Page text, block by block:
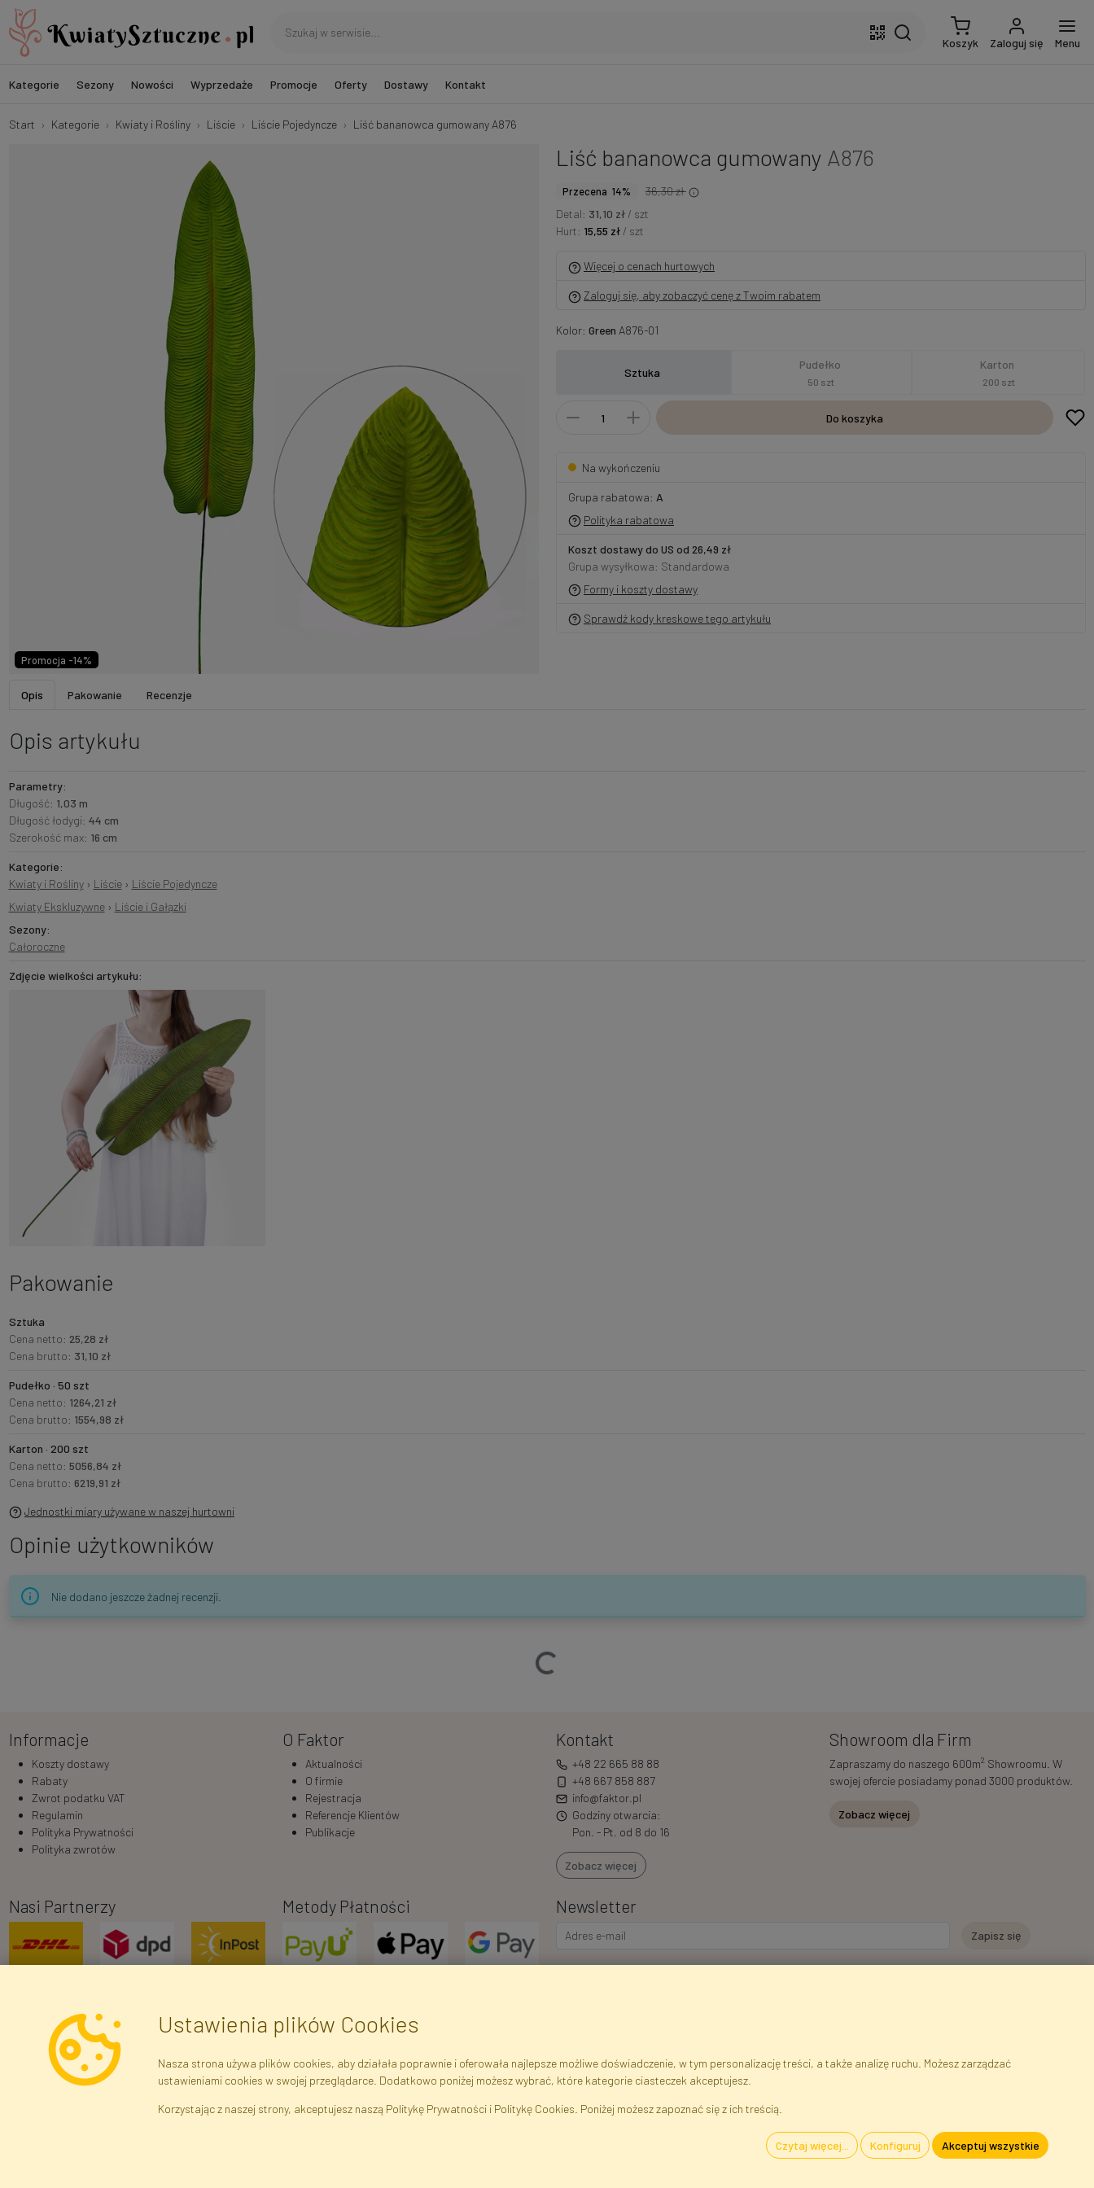
Koszyk Zaloguj się Menu
Kategorie Sezony Nowości Wyprzedaże Promocje Oferty Dostawy Kontakt
Start Kategorie Kwiaty i Rośliny Liście Liście Pojedyncze Liść bananowca gumowany A876
Promocja -14%
Liść bananowca gumowany A876
Przecena 14%
36,30 zł
Detal: 31,10 zł/ szt
Hurt: 15,55 zł/ szt
Więcej o cenach hurtowych
Zaloguj się, aby zobaczyć cenę z Twoim rabatem
Kolor: Green A876-01
Sztuka
Pudełko
50 szt
Karton
200 szt
Do koszyka
Na wykończeniu
Grupa rabatowa: A
Polityka rabatowa
Koszt dostawy do US od 26,49 zł
Grupa wysyłkowa: Standardowa
Formy i koszty dostawy
Sprawdź kody kreskowe tego artykułu
Opis Pakowanie Recenzje
Opis artykułu
Parametry:
Długość: 1,03 m
Długość łodygi: 44 cm
Szerokość max: 16 cm
Kategorie:
Kwiaty i Rośliny› Liście› Liście Pojedyncze
Kwiaty Ekskluzywne› Liście i Gałązki
Sezony:
Całoroczne
Zdjęcie wielkości artykułu:
Pakowanie
Sztuka
Cena netto: 25,28 zł
Cena brutto: 31,10 zł
Pudełko · 50 szt
Cena netto: 1264,21 zł
Cena brutto: 1554,98 zł
Karton · 200 szt
Cena netto: 5056,84 zł
Cena brutto: 6219,91 zł
Jednostki miary używane w naszej hurtowni
Opinie użytkowników
Nie dodano jeszcze żadnej recenzji.
Ładowanie…
Informacje
Koszty dostawy
Rabaty
Zwrot podatku VAT
Regulamin
Polityka Prywatności
Polityka zwrotów
O Faktor
Aktualności
O firmie
Rejestracja
Referencje Klientów
Publikacje
Kontakt
+48 22 665 88 88
+48 667 858 887
info@faktor.pl
Godziny otwarcia:
Pon. - Pt. od 8 do 16
Zobacz więcej
Showroom dla Firm
Zapraszamy do naszego 600m2 Showroomu. W
swojej ofercie posiadamy ponad 3000 produktów.
Zobacz więcej
Nasi Partnerzy Metody Płatności Newsletter
Dane rejestrowe Regulamin Polityka Prywatności Pomoc Mapa serwisu
Kwiaty i Rośliny Sztuczne · Hurtownia i Sklep Internetowy · Bezpośredni Importer · Warszawa, Błonie
Ustawienia plików Cookies
Nasza strona używa plików cookies, aby działała poprawnie i oferowała najlepsze możliwe doświadczenie, w tym personalizację treści, a także analizę ruchu. Możesz zarządzać
ustawieniami cookies w swojej przeglądarce. Dodatkowo poniżej możesz wybrać, które kategorie ciasteczek akceptujesz.
Korzystając z naszej strony, akceptujesz naszą Politykę Prywatności i Politykę Cookies. Poniżej możesz zapoznać się z ich treścią.
Czytaj więcej... Konfiguruj Akceptuj wszystkie